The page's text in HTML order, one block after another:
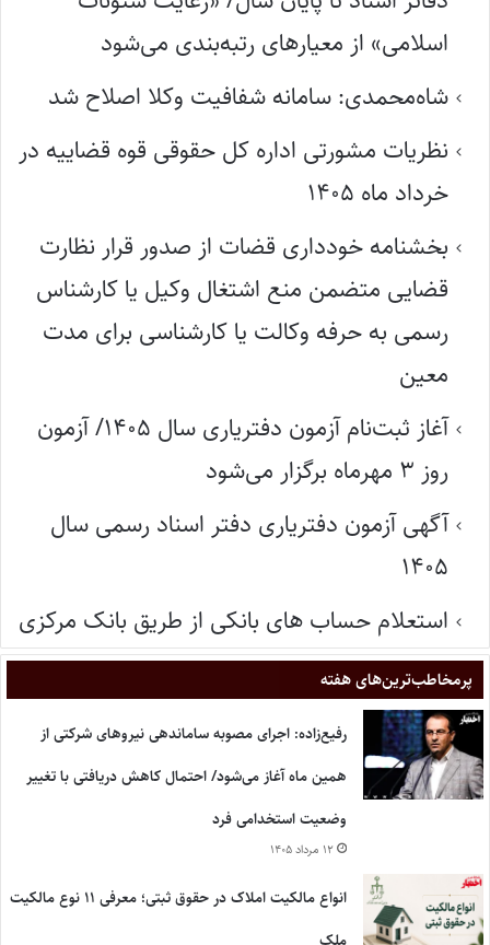
اسلامی» از معیارهای رتبه‌بندی می‌شود
شاه‌محمدی: سامانه شفافیت وکلا اصلاح شد
نظریات مشورتی اداره کل حقوقی قوه قضاییه در
خرداد ماه ۱۴۰۵
بخشنامه خودداری قضات از صدور قرار نظارت
قضایی متضمن منع اشتغال وکیل یا کارشناس
رسمی به حرفه وکالت یا کارشناسی برای مدت
معین
آغاز ثبت‌نام آزمون دفتریاری سال ۱۴۰۵/ آزمون
روز ۳ مهرماه برگزار می‌شود
آگهی آزمون دفتریاری دفتر اسناد رسمی سال
۱۴۰۵
استعلام حساب های بانکی از طریق بانک مرکزی
پر‌مخاطب‌ترین‌های هفته
رفیع‌زاده: اجرای مصوبه ساماندهی نیروهای شرکتی از
همین ماه آغاز می‌شود/ احتمال کاهش دریافتی با تغییر
وضعیت استخدامی فرد
۱۲ مرداد ۱۴۰۵
انواع مالکیت املاک در حقوق ثبتی؛ معرفی ۱۱ نوع مالکیت
ملک